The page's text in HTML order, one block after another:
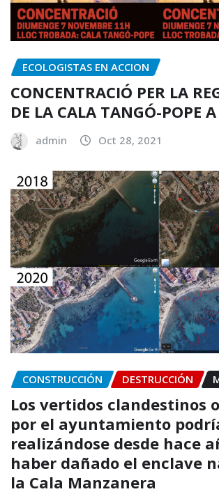
ECOLOGISTAS EN ACCION
CONCENTRACIÓ PER LA
DE LA CALA TANGÓ-POPE
admin Oct 28, 2021
CONSTRUCCIÓN DESTRUCCIÓN
Los vertidos clandestinos
por el ayuntamiento
realizándose desde hace
haber dañado el enclave
la Cala Manzanera